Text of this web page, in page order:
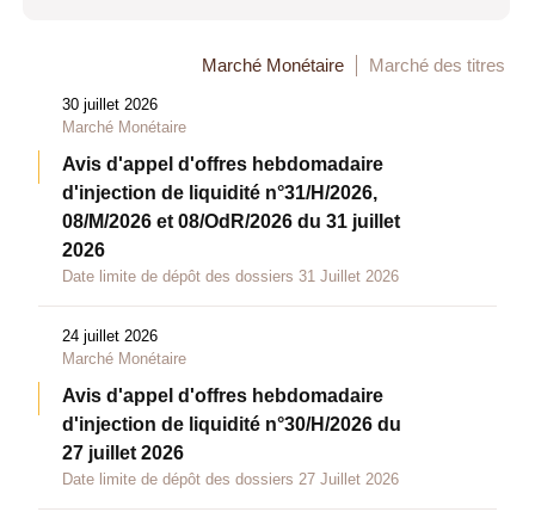
Marché Monétaire Marché des titres
30 juillet 2026
Marché Monétaire
Avis d'appel d'offres hebdomadaire
d'injection de liquidité n°31/H/2026,
08/M/2026 et 08/OdR/2026 du 31 juillet
2026
Date limite de dépôt des dossiers 31 Juillet 2026
24 juillet 2026
Marché Monétaire
Avis d'appel d'offres hebdomadaire
d'injection de liquidité n°30/H/2026 du
27 juillet 2026
Date limite de dépôt des dossiers 27 Juillet 2026